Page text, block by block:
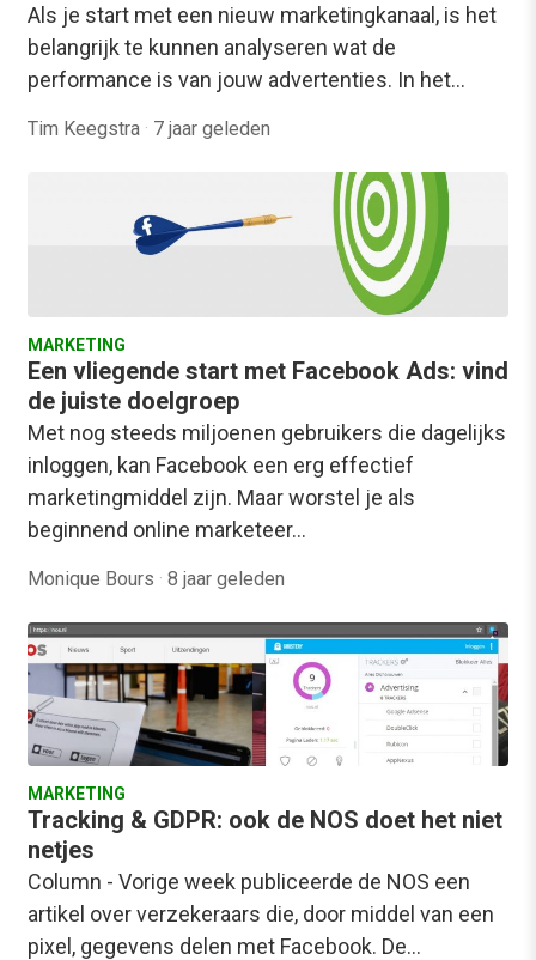
Als je start met een nieuw marketingkanaal, is het
belangrijk te kunnen analyseren wat de
performance is van jouw advertenties. In het…
Tim Keegstra · 7 jaar geleden
MARKETING
Een vliegende start met Facebook Ads: vind
de juiste doelgroep
Met nog steeds miljoenen gebruikers die dagelijks
inloggen, kan Facebook een erg effectief
marketingmiddel zijn. Maar worstel je als
beginnend online marketeer…
Monique Bours · 8 jaar geleden
MARKETING
Tracking & GDPR: ook de NOS doet het niet
netjes
Column - Vorige week publiceerde de NOS een
artikel over verzekeraars die, door middel van een
pixel, gegevens delen met Facebook. De…